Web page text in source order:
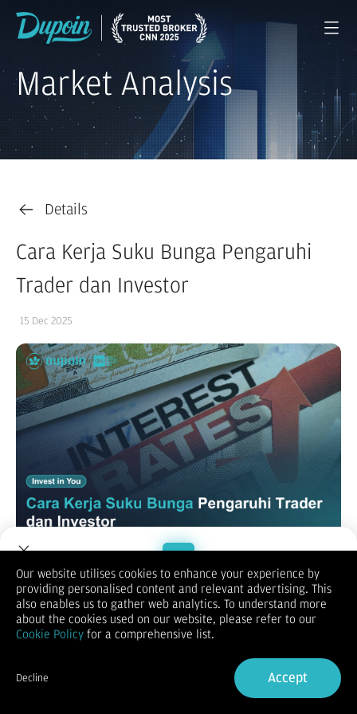
Market Analysis
Details
Cara Kerja Suku Bunga Pengaruhi
Trader dan Investor
15 Dec 2025
Di balik fluktuasi harian pasar saham, valuta asing, dan
komoditas, terdapat satu kekuatan tunggal yang memiliki
kemampuan untuk menggerakkan triliunan Dolar AS: Suku
Bunga Acuan Bank Sentral.
Keputusan menaikkan atau menurunkan suku bunga bukanlah
yang fundamental. Bagi trader dan investor, memahami
mekanisme transmisi kebijakan moneter ini adalah wajib.
Mengapa Kebijakan Bank Sentral Wajib
Welcome to Dupoin.
Trade with a Trusted Broker
Sign in
Our website utilises cookies to enhance your experience by
providing personalised content and relevant advertising. This
also enables us to gather web analytics. To understand more
about the cookies used on our website, please refer to our
Cookie Policy for a comprehensive list.
Decline Accept